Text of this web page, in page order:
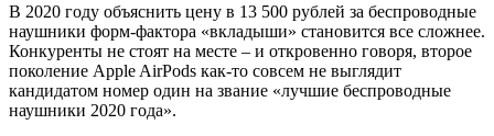
В 2020 году объяснить цену в 13 500 рублей за беспроводные
наушники форм-фактора «вкладыши» становится все сложнее.
Конкуренты не стоят на месте – и откровенно говоря, второе
поколение Apple AirPods как-то совсем не выглядит
кандидатом номер один на звание «лучшие беспроводные
наушники 2020 года».